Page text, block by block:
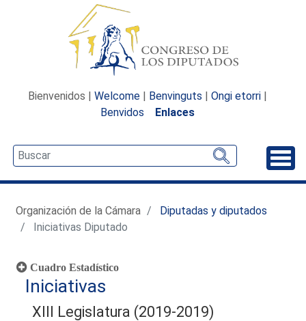
Bienvenidos | Welcome | Benvinguts | Ongi etorri |
Benvidos
Enlaces
Organización de la Cámara
Diputadas y diputados
Iniciativas Diputado
Cuadro Estadístico
Iniciativas
XIII Legislatura (2019-2019)